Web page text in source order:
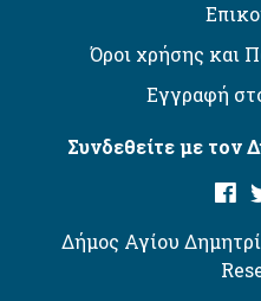
Όροι χρήσης και
Εγγραφή
Συνδεθείτε με τον
Δήμος Αγίου